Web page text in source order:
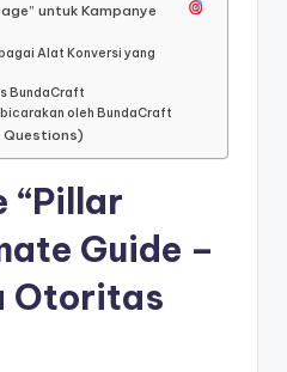
untuk Kampanye
Alat Konversi yang
BundaCraft
oleh BundaCraft
Questions)
“Pillar
Guide –
Otoritas